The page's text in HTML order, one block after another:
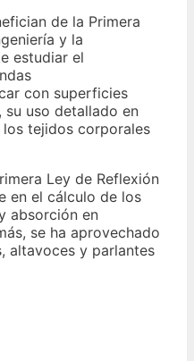
de la Primera
y la
estudiar el
con superficies
su uso detallado en
tejidos corporales
Ley de Reflexión
en el cálculo de los
absorción en
se ha aprovechado
altavoces y parlantes